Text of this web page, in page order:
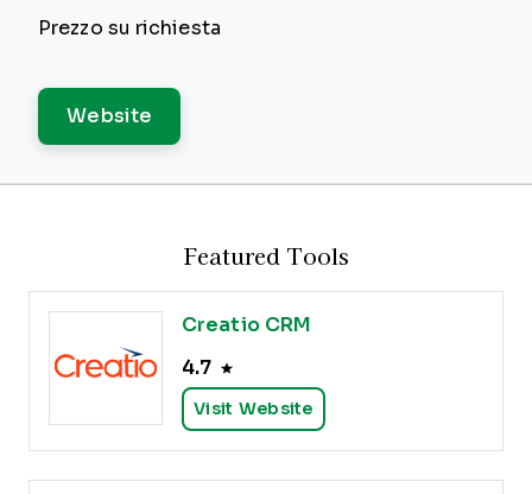
Prezzo su richiesta
Website
Featured Tools
Creatio CRM
4.7
Visit Website